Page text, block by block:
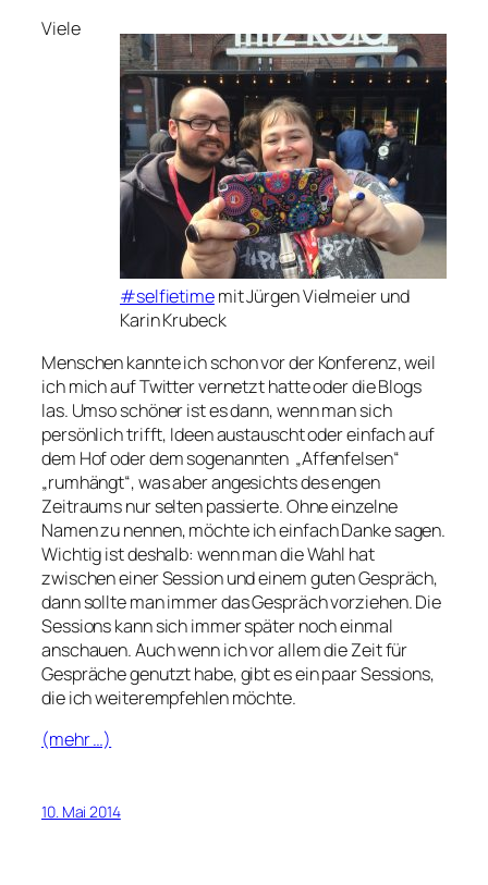
#selfietimemit Jürgen Vielmeier und
Karin Krubeck
Viele
Menschen kannte ich schon vor der Konferenz, weil
ich mich auf Twitter vernetzt hatte oder die Blogs
las. Umso schöner ist es dann, wenn man sich
persönlich trifft, Ideen austauscht oder einfach auf
dem Hof oder dem sogenannten „Affenfelsen“
„rumhängt“, was aber angesichts des engen
Zeitraums nur selten passierte. Ohne einzelne
Namen zu nennen, möchte ich einfach Danke sagen.
Wichtig ist deshalb: wenn man die Wahl hat
zwischen einer Session und einem guten Gespräch,
dann sollte man immer das Gespräch vorziehen. Die
Sessions kann sich immer später noch einmal
anschauen. Auch wenn ich vor allem die Zeit für
Gespräche genutzt habe, gibt es ein paar Sessions,
die ich weiterempfehlen möchte.
(mehr …)
10. Mai 2014